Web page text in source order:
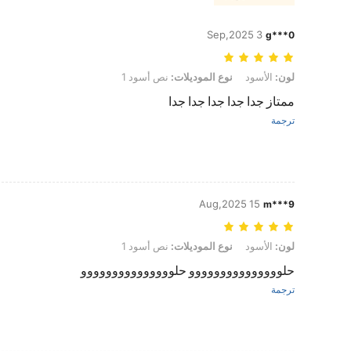
g***0
3 Sep,2025
لون: الأسود, نوع الموديلات: نص أسود 1
لون: الأسود نوع الموديلات: نص أسود 1
ممتاز جدا جدا جدا جدا جدا
ترجمة
m***9
15 Aug,2025
لون: الأسود, نوع الموديلات: نص أسود 1
لون: الأسود نوع الموديلات: نص أسود 1
حلووووووووووووووو حلووووووووووووووو
ترجمة